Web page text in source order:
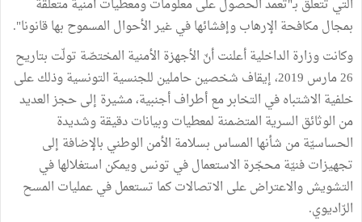
التي تتعلق بـ"تعمد الحصول على معلومات ومعطيات أمنية متعلقة
بمجال مكافحة الإرهاب وإفشائها في غير الأحوال المسموح بها قانونا".
وكانت وزارة الداخلية أعلنت أنّ الأجهزة الأمنية المختصّة تولّت بتاريح
26 مارس 2019، إيقاف شخصين حاملين للجنسية التونسية وذلك على
خلفية الاشتباه في التخابر مع أطراف أجنبية، مشيرة إلى حجز العديد
من الوثائق السرية المتضمنة لمعطيات وبيانات دقيقة وشديدة
الحساسيّة من شأنها المساس بسلامة الأمن الوطني بالإضافة إلى
تجهيزات فنيّة محجّرة الاستعمال في تونس ويمكن استغلالها في
التشويش والاعتراض على الاتصالات كما تستعمل في عمليات المسح
الرّاديوي.